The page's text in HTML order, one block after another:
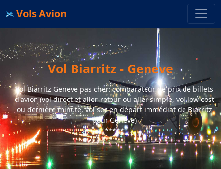
Vols Avion
Vol Biarritz - Geneve
Vol Biarritz Geneve pas cher: comparateur de prix de billets
d'avion (vol direct et aller-retour ou aller simple, vol low cost
ou dernière minute, vol sec en départ immédiat de Biarritz
pour Geneve)
*****